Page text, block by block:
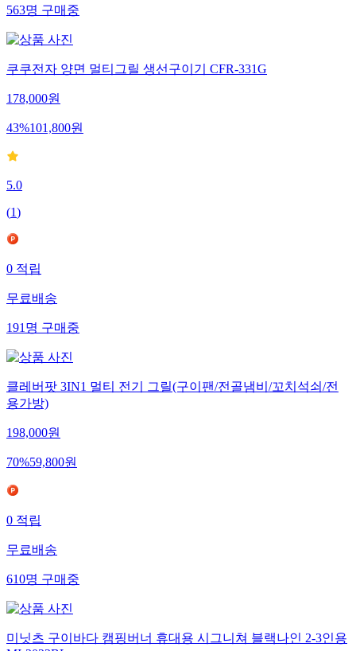
563명구매중
쿠쿠전자 양면 멀티그릴 생선구이기 CFR-331G
178,000원
43%101,800원
5.0
(1)
0적립
무료배송
191명구매중
클레버팟 3IN1 멀티 전기 그릴(구이팬/전골냄비/꼬치석쇠/전
용가방)
198,000원
70%59,800원
0적립
무료배송
610명구매중
미닛츠 구이바다 캠핑버너 휴대용 시그니쳐 블랙나인 2-3인용